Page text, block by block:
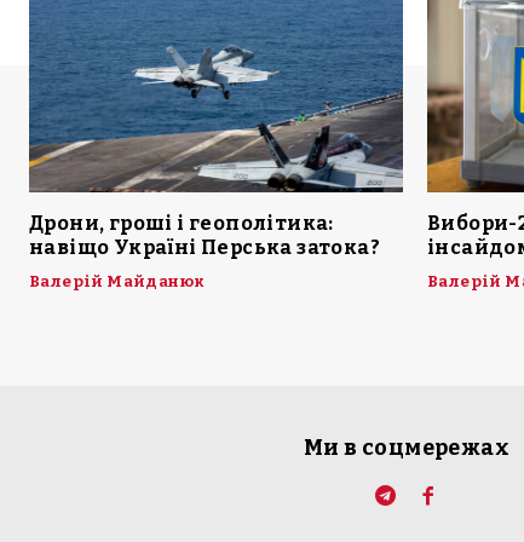
Дрони, гроші і геополітика:
навіщо Україні Перська затока?
Валерій Майданюк
Вибори-
Валерій
Ми в соцмережах